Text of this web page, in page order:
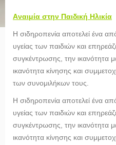
Aναιμία στην Παιδική Ηλικία
Η σιδηροπενία αποτελεί ένα
υγείας των παιδιών και
συγκέντρωσης, την ικανότητα
ικανότητα κίνησης και
των συνομιλήκων τους.
Η σιδηροπενία αποτελεί ένα
υγείας των παιδιών και
συγκέντρωσης, την ικανότητα
ικανότητα κίνησης και